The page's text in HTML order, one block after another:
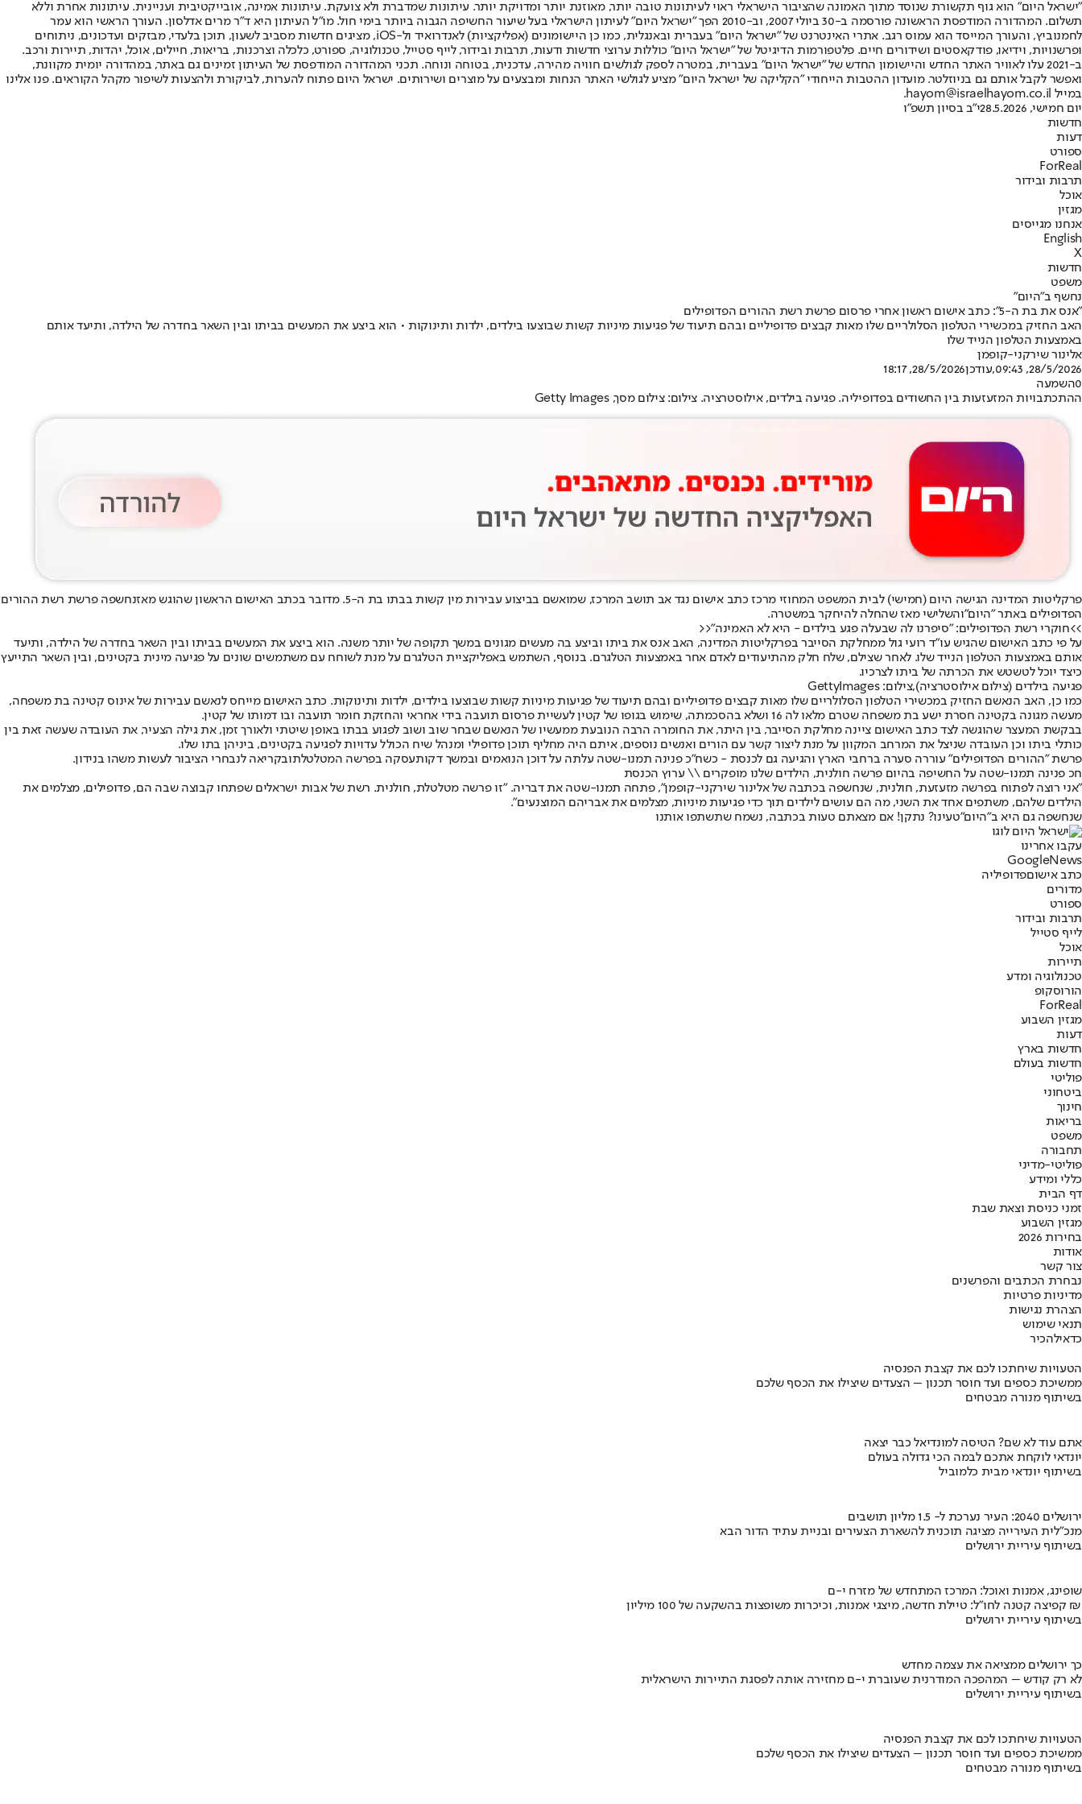
"ישראל היום" הוא גוף תקשורת שנוסד מתוך האמונה שהציבור הישראלי ראוי לעיתונות טובה יותר, מאוזנת יותר ומדויקת יותר. עיתונות שמדברת ולא צועקת. עיתונות אמינה, אובייקטיבית ועניינית. עיתונות אחרת וללא
תשלום. המהדורה המודפסת הראשונה פורסמה ב-30 ביולי 2007, וב-2010 הפך "ישראל היום" לעיתון הישראלי בעל שיעור החשיפה הגבוה ביותר בימי חול. מו"ל העיתון היא ד"ר מרים אדלסון. העורך הראשי הוא עמר
לחמנוביץ, והעורך המייסד הוא עמוס רגב. אתרי האינטרנט של "ישראל היום" בעברית ובאנגלית, כמו כן היישומונים (אפליקציות) לאנדרואיד ול-iOS, מציגים חדשות מסביב לשעון, תוכן בלעדי, מבזקים ועדכונים, ניתוחים
ופרשנויות, וידיאו, פודקאסטים ושידורים חיים. פלטפורמות הדיגיטל של "ישראל היום" כוללות ערוצי חדשות ודעות, תרבות ובידור, לייף סטייל, טכנולוגיה, ספורט, כלכלה וצרכנות, בריאות, חיילים, אוכל, יהדות, תיירות ורכב.
ב-2021 עלו לאוויר האתר החדש והיישומון החדש של "ישראל היום" בעברית, במטרה לספק לגולשים חוויה מהירה, עדכנית, בטוחה ונוחה. תכני המהדורה המודפסת של העיתון זמינים גם באתר, במהדורה יומית מקוונת,
ואפשר לקבל אותם גם בניוזלטר. מועדון ההטבות הייחודי "הקליקה של ישראל היום" מציע לגולשי האתר הנחות ומבצעים על מוצרים ושירותים. ישראל היום פתוח להערות, לביקורת ולהצעות לשיפור מקהל הקוראים. פנו אלינו
במייל hayom@israelhayom.co.il.
יום חמישי, 28.5.2026
י"ב בסיון תשפ"ו
חדשות
דעות
ספורט
ForReal
תרבות ובידור
אוכל
מגזין
אנחנו מגייסים
English
X
חדשות
משפט
נחשף ב"היום"
"אנס את בת ה-5": כתב אישום ראשון אחרי פרסום פרשת רשת ההורים הפדופילים
האב החזיק במכשירי הטלפון הסלולריים שלו מאות קבצים פדופיליים ובהם תיעוד של פגיעות מיניות קשות שבוצעו בילדים, ילדות ותינוקות • הוא ביצע את המעשים בביתו ובין השאר בחדרה של הילדה, ותיעד אותם
באמצעות הטלפון הנייד שלו
אלינור שירקני-קופמן
28/5/2026, 09:43
,עודכן28/5/2026, 18:17
0השמעה
ההתכתבויות המזעזעות בין החשודים בפדופיליה. פגיעה בילדים, אילוסטרציה. צילום: צילום מסך, Getty Images
פרקליטות המדינה הגישה היום (חמישי) לבית המשפט המחוזי מרכז כתב אישום נגד אב תושב המרכז, שמואשם בביצוע עבירות מין קשות בבתו בת ה-5. מדובר בכתב האישום הראשון שהוגש מאז
נחשפה פרשת רשת ההורים
הפדופילים באתר "היום"והשלישי מאז שהחלה להיחקר במשטרה.
>>חוקרי רשת הפדופילים: "סיפרנו לה שבעלה פגע בילדים - היא לא האמינה"<<
על פי כתב האישום שהגיש עו"ד רועי גול ממחלקת הסייבר בפרקליטות המדינה, האב אנס את ביתו וביצע בה מעשים מגונים במשך תקופה של יותר משנה. הוא ביצע את המעשים בביתו ובין השאר בחדרה של הילדה, ותיעד
אותם באמצעות הטלפון הנייד שלו. לאחר שצילם, שלח חלק מהתיעודים לאדם אחר באמצעות הטלגרם. בנוסף, השתמש באפליקציית הטלגרם על מנת לשוחח עם משתמשים שונים על פגיעה מינית בקטינים, ובין השאר התייעץ
כיצד יוכל לטשטש את הכרתה של ביתו לצרכיו.
פגיעה בילדים (צילום אילוסטרציה),צילום: GettyImages
כמו כן, האב הנאשם החזיק במכשירי הטלפון הסלולריים שלו מאות קבצים פדופיליים ובהם תיעוד של פגיעות מיניות קשות שבוצעו בילדים, ילדות ותינוקות. כתב האישום מייחס לנאשם עבירות של אינוס קטינה בת משפחה,
מעשה מגונה בקטינה חסרת ישע בת משפחה שטרם מלאו לה 16 ושלא בהסכמתה, שימוש בגופו של קטין לעשיית פרסום תועבה בידי אחראי והחזקת חומר תועבה ובו דמותו של קטין.
בבקשת המעצר שהוגשה לצד כתב האישום ציינה מחלקת הסייבר, בין היתר, את החומרה הרבה הנובעת ממעשיו של הנאשם שבחר שוב ושוב לפגוע בבתו באופן שיטתי ולאורך זמן, את גילה הצעיר, את העובדה שעשה זאת בין
כותלי ביתו וכן העובדה שניצל את המרחב המקוון על מנת ליצור קשר עם הורים ואנשים נוספים, איתם היה מחליף תוכן פדופילי ומנהל שיח הכולל עדויות לפגיעה בקטינים, ביניהן בתו שלו.
פרשת "ההורים הפדופילים" עוררה סערה ברחבי הארץ והגיעה גם לכנסת - כשח"כ פנינה תמנו-שטה עלתה על דוכן הנואמים ובמשך דקותעסקה בפרשה המטלטלתובקריאה לנבחרי הציבור לעשות משהו בנידון.
חכ פנינה תמנו-שטה על החשיפה בהיום פרשה חולנית, הילדים שלנו מופקרים \\ ערוץ הכנסת
"אני רוצה לפתוח בפרשה מזעזעת, חולנית, שנחשפה בכתבה של אלינור שירקני-קופמן", פתחה תמנו-שטה את דבריה. "זו פרשה מטלטלת, חולנית. רשת של אבות ישראלים שפתחו קבוצה שבה הם, פדופילים, מצלמים את
הילדים שלהם, משתפים אחד את השני, מה הם עושים לילדים תוך כדי פגיעות מיניות, מצלמים את אבריהם המוצנעים".
שנחשפה גם היא ב"היום"טעינו? נתקן! אם מצאתם טעות בכתבה, נשמח שתשתפו אותנו
עקבו אחרינו
Googl eNews
כתב אישוםפדופיליה
מדורים
ספורט
תרבות ובידור
לייף סטייל
אוכל
תיירות
טכנולוגיה ומדע
הורוסקופ
ForReal
מגזין השבוע
דעות
חדשות בארץ
חדשות בעולם
פוליטי
ביטחוני
חינוך
בריאות
משפט
תחבורה
פוליטי-מדיני
כללי ומידע
דף הבית
זמני כניסת וצאת שבת
מגזין השבוע
בחירות 2026
אודות
צור קשר
נבחרת הכתבים והפרשנים
מדיניות פרטיות
הצהרת נגישות
תנאי שימוש
כדאילהכיר
הטעויות שיחתכו לכם את קצבת הפנסיה
ממשיכת כספים ועד חוסר תכנון – הצעדים שיצילו את הכסף שלכם
בשיתוף מנורה מבטחים
אתם עוד לא שם? הטיסה למונדיאל כבר יצאה
יונדאי לוקחת אתכם לבמה הכי גדולה בעולם
בשיתוף יונדאי מבית כלמוביל
ירושלים 2040: העיר נערכת ל- 1.5 מליון תושבים
מנכ"לית העירייה מציגה תוכנית להשארת הצעירים ובניית עתיד הדור הבא
בשיתוף עיריית ירושלים
שופינג, אמנות ואוכל: המרכז המתחדש של מזרח י-ם
קפיצה קטנה לחו"ל: טיילת חדשה, מיצגי אמנות, וכיכרות משופצות בהשקעה של 100 מיליון ₪
בשיתוף עיריית ירושלים
כך ירושלים ממציאה את עצמה מחדש
לא רק קודש – המהפכה המודרנית שעוברת י-ם מחזירה אותה לפסגת התיירות הישראלית
בשיתוף עיריית ירושלים
הטעויות שיחתכו לכם את קצבת הפנסיה
ממשיכת כספים ועד חוסר תכנון – הצעדים שיצילו את הכסף שלכם
בשיתוף מנורה מבטחים